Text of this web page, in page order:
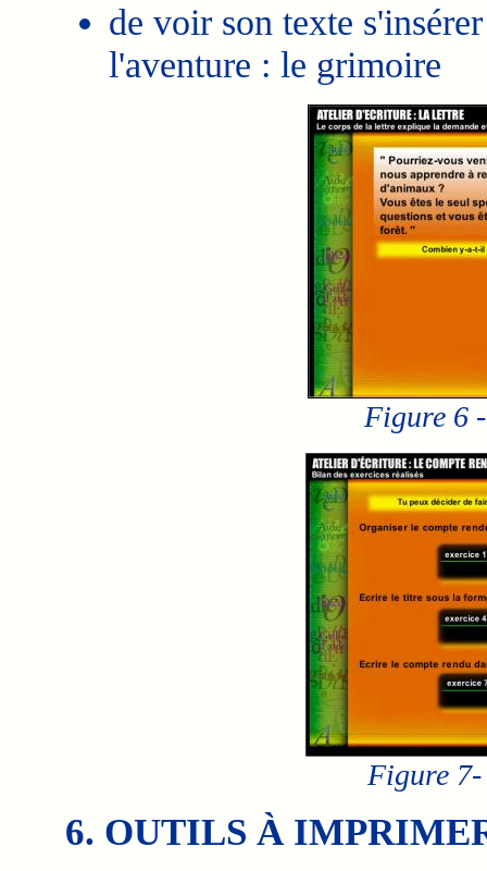
de voir son texte
l'aventure : le grimoire
Figure 6
Figure 7-
6. OUTILS À